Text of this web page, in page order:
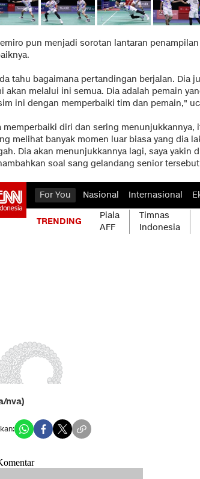
pun menjadi sorotan lantaran
tahu bagaimana pertandingan berjalan. Dia
akan melalui ini semua. Dia adalah pemain
ini dengan memperbaiki tim dan pemain,"
memperbaiki diri dan sering menunjukkannya,
melihat banyak momen luar biasa yang dia
Dia akan menunjukkannya lagi, saya yakin
soal sang gelandang senior
nva)